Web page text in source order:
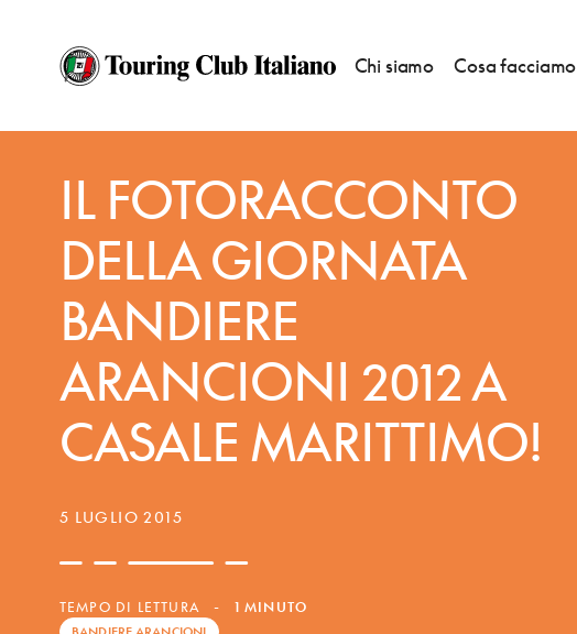
Chi siamo Cosa facciamo
IL FOTORACCONTO
DELLA GIORNATA
BANDIERE
ARANCIONI 2012 A
CASALE MARITTIMO!
5 LUGLIO 2015
TEMPO DI LETTURA - 1 MINUTO